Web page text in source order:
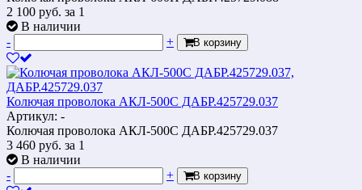
2 100 руб. за 1
В наличии
-
+ В корзину
Колючая проволока АКЛ-500С ДАБР.425729.037
Артикул: -
Колючая проволока АКЛ-500С ДАБР.425729.037
3 460 руб. за 1
В наличии
-
+ В корзину